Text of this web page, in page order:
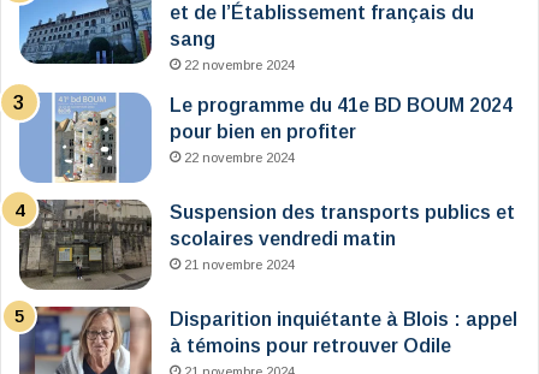
et de l’Établissement français du
sang
22 novembre 2024
Le programme du 41e BD BOUM 2024
pour bien en profiter
22 novembre 2024
Suspension des transports publics et
scolaires vendredi matin
21 novembre 2024
Disparition inquiétante à Blois : appel
à témoins pour retrouver Odile